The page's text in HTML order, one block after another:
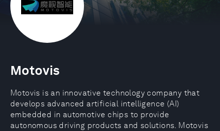
Motovis
Motovis is an innovative technology company that
develops advanced artificial intelligence (AI)
embedded in automotive chips to provide
autonomous driving products and solutions. Motovis